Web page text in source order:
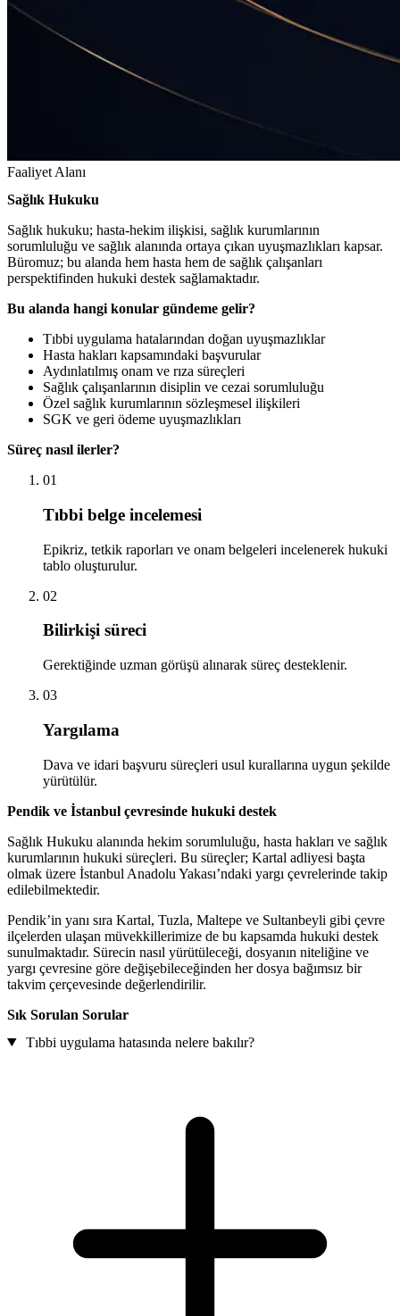
Faaliyet Alanı
Sağlık Hukuku
Sağlık hukuku; hasta-hekim ilişkisi, sağlık kurumlarının
sorumluluğu ve sağlık alanında ortaya çıkan uyuşmazlıkları kapsar.
Büromuz; bu alanda hem hasta hem de sağlık çalışanları
perspektifinden hukuki destek sağlamaktadır.
Bu alanda hangi konular gündeme gelir?
Tıbbi uygulama hatalarından doğan uyuşmazlıklar
Hasta hakları kapsamındaki başvurular
Aydınlatılmış onam ve rıza süreçleri
Sağlık çalışanlarının disiplin ve cezai sorumluluğu
Özel sağlık kurumlarının sözleşmesel ilişkileri
SGK ve geri ödeme uyuşmazlıkları
Süreç nasıl ilerler?
01
Tıbbi belge incelemesi
Epikriz, tetkik raporları ve onam belgeleri incelenerek hukuki
tablo oluşturulur.
02
Bilirkişi süreci
Gerektiğinde uzman görüşü alınarak süreç desteklenir.
03
Yargılama
Dava ve idari başvuru süreçleri usul kurallarına uygun şekilde
yürütülür.
Pendik ve İstanbul çevresinde hukuki destek
Sağlık Hukuku alanında hekim sorumluluğu, hasta hakları ve sağlık
kurumlarının hukuki süreçleri. Bu süreçler; Kartal adliyesi başta
olmak üzere İstanbul Anadolu Yakası’ndaki yargı çevrelerinde takip
edilebilmektedir.
Pendik’in yanı sıra Kartal, Tuzla, Maltepe ve Sultanbeyli gibi çevre
ilçelerden ulaşan müvekkillerimize de bu kapsamda hukuki destek
sunulmaktadır. Sürecin nasıl yürütüleceği, dosyanın niteliğine ve
yargı çevresine göre değişebileceğinden her dosya bağımsız bir
takvim çerçevesinde değerlendirilir.
Sık Sorulan Sorular
Tıbbi uygulama hatasında nelere bakılır?